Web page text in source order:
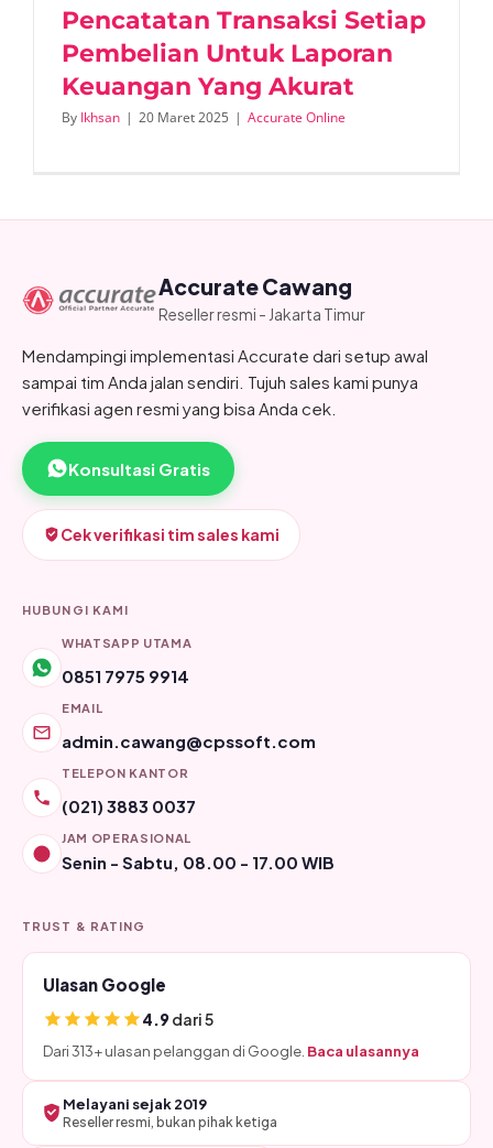
Pencatatan Transaksi Setiap
Pembelian Untuk Laporan
Keuangan Yang Akurat
By Ikhsan | 20 Maret 2025 | Accurate Online
Accurate Cawang
Reseller resmi - Jakarta Timur
Mendampingi implementasi Accurate dari setup awal
sampai tim Anda jalan sendiri. Tujuh sales kami punya
verifikasi agen resmi yang bisa Anda cek.
Konsultasi Gratis
Cek verifikasi tim sales kami
HUBUNGI KAMI
WHATSAPP UTAMA
0851 7975 9914
EMAIL
admin.cawang@cpssoft.com
TELEPON KANTOR
(021) 3883 0037
JAM OPERASIONAL
Senin - Sabtu, 08.00 - 17.00 WIB
TRUST & RATING
Ulasan Google
4.9dari 5
Dari 313+ ulasan pelanggan di Google. Baca ulasannya
Melayani sejak 2019
Reseller resmi, bukan pihak ketiga